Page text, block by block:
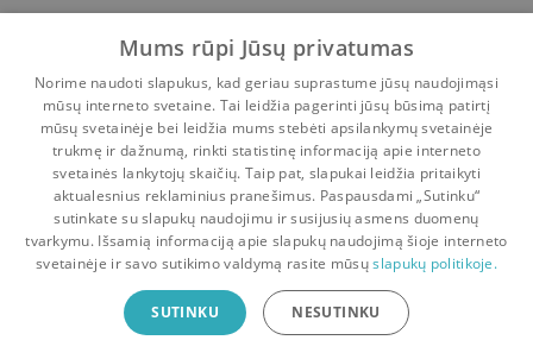
Beveik metus Betė planavo šią dieną. Dieną, kuri
kitiems tėra paprastas ketvirtadienis, ji vadina savo
naujo gyvenimo pradžia. Nauja išvaizda, naujas vardas
ir miestas. Betė turėjo gerai tam pasirengti, nes
suprato: tereikia menkos klaidelės ir sutuoktinis gali
ją surasti.
Džefris Hardisonas grįžta iš komandiruotės ir
Rodyti daugiau
Grožinė literatūra
Romanai
Pradinis Krepšelis Pokalbiai Pranešimai Paskyra
Bookswap programėlė
Mainykis knygomis dar patogiau!
Mums rūpi Jūsų privatumas
Norime naudoti slapukus, kad geriau suprastume jūsų naudojimąsi
mūsų interneto svetaine. Tai leidžia pagerinti jūsų būsimą patirtį
mūsų svetainėje bei leidžia mums stebėti apsilankymų svetainėje
trukmę ir dažnumą, rinkti statistinę informaciją apie interneto
svetainės lankytojų skaičių. Taip pat, slapukai leidžia pritaikyti
aktualesnius reklaminius pranešimus. Paspausdami „Sutinku“
sutinkate su slapukų naudojimu ir susijusių asmens duomenų
tvarkymu. Išsamią informaciją apie slapukų naudojimą šioje interneto
svetainėje ir savo sutikimo valdymą rasite mūsųslapukų politikoje.
SUTINKU NESUTINKU